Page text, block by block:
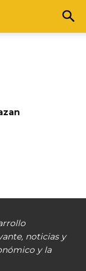
noticias y
y la